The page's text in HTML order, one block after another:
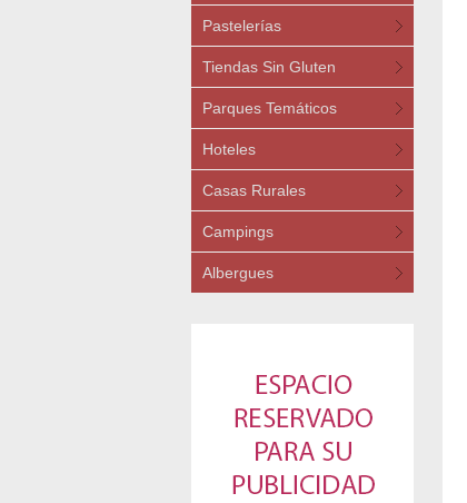
Pastelerías
Tiendas Sin Gluten
Parques Temáticos
Hoteles
Casas Rurales
Campings
Albergues